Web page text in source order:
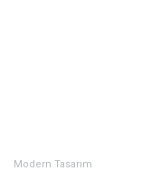
Modern Tasarım